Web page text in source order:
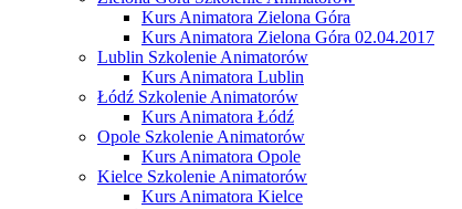
Kurs Animatora Zielona Góra
Kurs Animatora Zielona Góra 02.04.2017
Lublin Szkolenie Animatorów
Kurs Animatora Lublin
Łódź Szkolenie Animatorów
Kurs Animatora Łódź
Opole Szkolenie Animatorów
Kurs Animatora Opole
Kielce Szkolenie Animatorów
Kurs Animatora Kielce